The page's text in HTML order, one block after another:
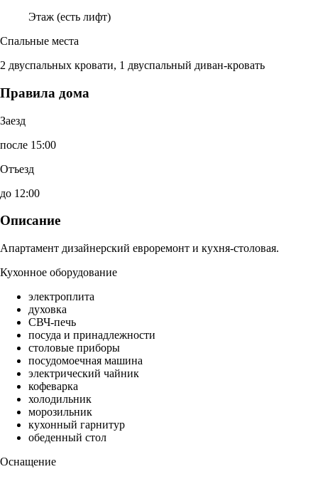
Этаж (есть лифт)
Спальные места
2 двуспальных кровати, 1 двуспальный диван-кровать
Правила дома
Заезд
после 15:00
Отъезд
до 12:00
Описание
Апартамент дизайнерский евроремонт и кухня-столовая.
Кухонное оборудование
электроплита
духовка
СВЧ-печь
посуда и принадлежности
столовые приборы
посудомоечная машина
электрический чайник
кофеварка
холодильник
морозильник
кухонный гарнитур
обеденный стол
Оснащение